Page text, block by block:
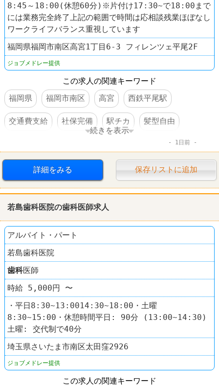
8:45～18:00(休憩60分)※片付け17:30~で18:00まで
には業務完全終了上記の範囲で時間は応相談残業ほぼなし
ワークライフバランス重視しています
福岡県福岡市南区高宮1丁目6-3 フィレンツェ平尾2F
ジョブメドレー提供
この求人の関連キーワード
福岡県
福岡市南区 高宮 西鉄平尾駅
交通費支給 社保完備 駅チカ 髪型自由
続きを表示
1日前
詳細をみる 保存リストに追加
若島歯科医院の歯科医師求人
アルバイト・パート
若島歯科医院
歯科医師
時給 5,000円 〜
・平日8:30~13:0014:30~18:00・土曜
8:30~15:00・休憩時間平日: 90分 (13:00~14:30)
土曜: 交代制で40分
埼玉県さいたま市南区太田窪2926
ジョブメドレー提供
この求人の関連キーワード